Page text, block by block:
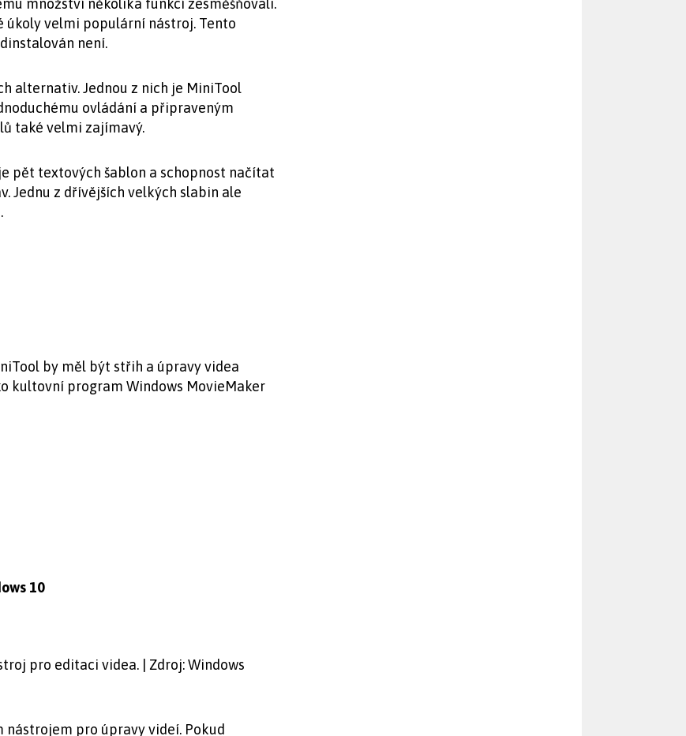
množství několika funkcí zesměšňovali.
úkoly velmi populární nástroj. Tento
není.
alternativ. Jednou z nich je MiniTool
ovládání a připraveným
také velmi zajímavý.
pět textových šablon a schopnost načítat
Jednu z dřívějších velkých slabin ale
by měl být střih a úpravy videa
kultovní program Windows MovieMaker
10
pro editaci videa. | Zdroj: Windows
nástrojem pro úpravy videí. Pokud